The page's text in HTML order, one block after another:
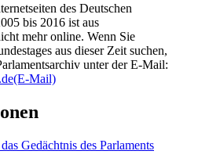
des Deutschen
bis 2016 ist aus
mehronline. Wenn Sie
aus dieser Zeit suchen,
unter der E-Mail:
(E-Mail)
Gedächtnis des Parlaments